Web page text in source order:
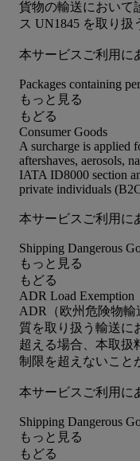
貨物の輸送において
ス UN1845 を取り扱
本サービスご利用に
Packages containing
もっと見る
もどる
Consumer Goods
A surcharge is applied
aftershaves, aerosols,
IATA ID8000 section
private individuals
本サービスご利用に
Shipping Dangerous
もっと見る
もどる
ADR Load Exemption
ADR（欧州危険物
質を取り扱う輸送に
超える場合、本取扱
制限を超えないこと
本サービスご利用に
Shipping Dangerous
もっと見る
もどる